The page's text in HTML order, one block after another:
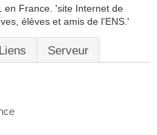
en France. 'site Internet de
élèves et amis de l'ENS.'
Liens Serveur